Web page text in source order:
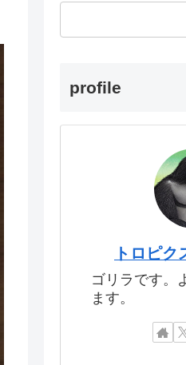
profile
トロピ
ゴリラです。
ます。